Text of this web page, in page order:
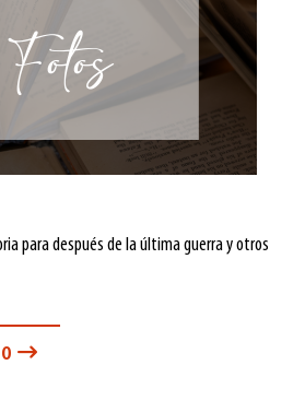
para después de la última guerra y otros